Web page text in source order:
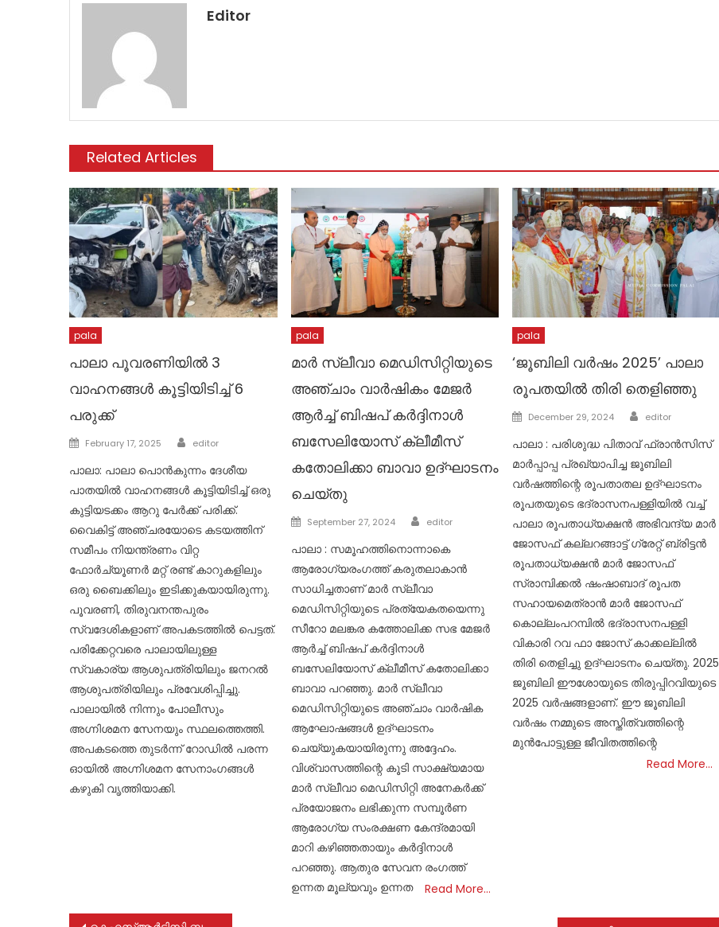
Editor
Related Articles
pala
പാലാ പൂവരണിയില്‍ 3
വാഹനങ്ങള്‍ കൂട്ടിയിടിച്ച് 6
പരുക്ക്
Posted
February 17, 2025 Author
editor
പാലാ: പാലാ പൊന്‍കുന്നം ദേശീയ
പാതയില്‍ വാഹനങ്ങള്‍ കൂട്ടിയിടിച്ച് ഒരു
കുട്ടിയടക്കം ആറു പേര്‍ക്ക് പരിക്ക്.
വൈകിട്ട് അഞ്ചരയോടെ കടയത്തിന്
സമീപം നിയന്ത്രണം വിറ്റ
ഫോര്‍ച്യൂണര്‍ മറ്റ് രണ്ട് കാറുകളിലും
ഒരു ബൈക്കിലും ഇടിക്കുകയായിരുന്നു.
പൂവരണി, തിരുവനന്തപുരം
സ്വദേശികളാണ് അപകടത്തില്‍ പെട്ടത്.
പരിക്കേറ്റവരെ പാലായിലുള്ള
സ്വകാര്യ ആശുപത്രിയിലും ജനറല്‍
ആശുപത്രിയിലും പ്രവേശിപ്പിച്ചു.
പാലായില്‍ നിന്നും പോലീസും
അഗ്നിശമന സേനയും സ്ഥലത്തെത്തി.
അപകടത്തെ തുടര്‍ന്ന് റോഡില്‍ പരന്ന
ഓയില്‍ അഗ്നിശമന സേനാംഗങ്ങള്‍
കഴുകി വൃത്തിയാക്കി.
pala
മാർ സ്ലീവാ മെഡിസിറ്റിയുടെ
അഞ്ചാം വാർഷികം മേജർ
ആർച്ച് ബിഷപ് കർദ്ദിനാൾ
ബസേലിയോസ് ക്ലീമീസ്
കതോലിക്കാ ബാവാ ഉദ്ഘാടനം
ചെയ്തു
Posted
September 27, 2024 Author
editor
പാലാ : സമൂഹത്തിനൊന്നാകെ
ആരോഗ്യരംഗത്ത് കരുതലാകാൻ
സാധിച്ചതാണ് മാർ സ്ലീവാ
മെഡിസിറ്റിയുടെ പ്രത്യേകതയെന്നു
സീറോ മലങ്കര കത്തോലിക്ക സഭ മേജർ
ആർച്ച് ബിഷപ് കർദ്ദിനാൾ
ബസേലിയോസ് ക്ലീമീസ് കതോലിക്കാ
ബാവാ പറഞ്ഞു. മാർ സ്ലീവാ
മെഡിസിറ്റിയുടെ അഞ്ചാം വാർഷിക
ആഘോഷങ്ങൾ ഉദ്ഘാടനം
ചെയ്യുകയായിരുന്നു അദ്ദേഹം.
വിശ്വാസത്തിന്റെ കൂടി സാക്ഷ്യമായ
മാർ സ്ലീവാ മെഡിസിറ്റി അനേകർക്ക്
പ്രയോജനം ലഭിക്കുന്ന സമ്പൂർണ
ആരോഗ്യ സംരക്ഷണ കേന്ദ്രമായി
മാറി കഴിഞ്ഞതായും കർദ്ദിനാൾ
പറഞ്ഞു. ആതുര സേവന രംഗത്ത്
ഉന്നത മൂല്യവും ഉന്നത
Read More…
pala
‘ജൂബിലി വർഷം 2025’ പാലാ
രൂപതയിൽ തിരി തെളിഞ്ഞു
Posted
December 29, 2024 Author
editor
പാലാ : പരിശുദ്ധ പിതാവ് ഫ്രാൻസിസ്
മാർപ്പാപ്പ പ്രഖ്യാപിച്ച ജൂബിലി
വർഷത്തിന്റെ രൂപതാതല ഉദ്‌ഘാടനം
രൂപതയുടെ ഭദ്രാസനപള്ളിയിൽ വച്ച്
പാലാ രൂപതാധ്യക്ഷൻ അഭിവന്ദ്യ മാർ
ജോസഫ് കല്ലറങ്ങാട്ട് ഗ്രേറ്റ് ബ്രിട്ടൻ
രൂപതാധ്യക്ഷൻ മാർ ജോസഫ്
സ്രാമ്പിക്കൽ ഷംഷാബാദ് രൂപത
സഹായമെത്രാൻ മാർ ജോസഫ്
കൊല്ലംപറമ്പിൽ ഭദ്രാസനപള്ളി
വികാരി റവ ഫാ ജോസ് കാക്കല്ലിൽ
തിരി തെളിച്ചു ഉദ്‌ഘാടനം ചെയ്തു. 2025
ജൂബിലി ഈശോയുടെ തിരുപ്പിറവിയുടെ
2025 വർഷങ്ങളാണ്. ഈ ജൂബിലി
വർഷം നമ്മുടെ അസ്തിത്വത്തിന്റെ
മുൻപോട്ടുള്ള ജീവിതത്തിന്റെ
Read More…